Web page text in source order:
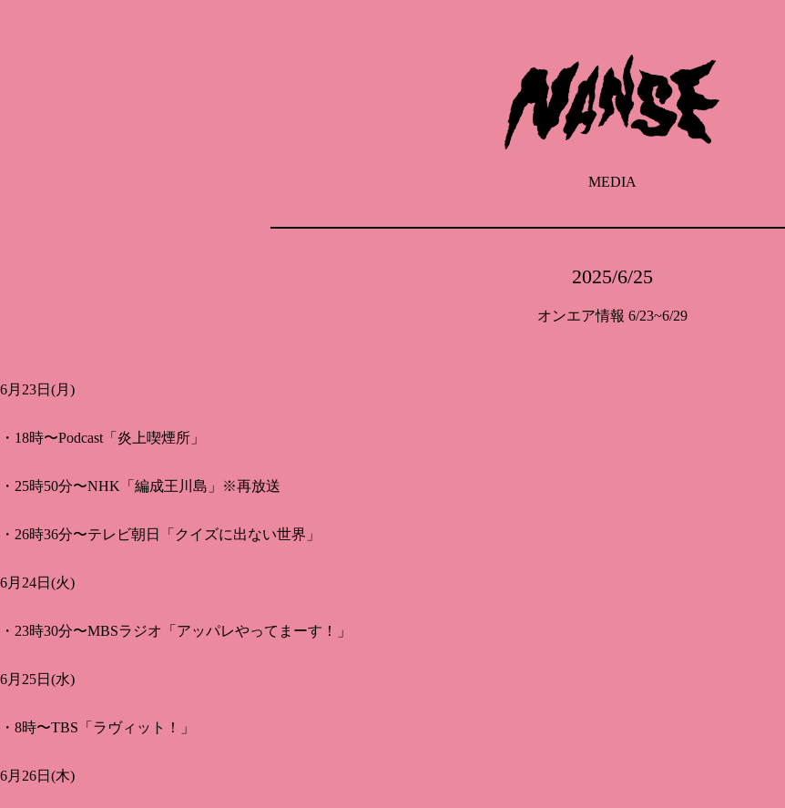
MEDIA
2025/6/25
オンエア情報 6/23~6/29
6月23日(月)
・18時〜Podcast「炎上喫煙所」
・25時50分〜NHK「編成王川島」※再放送
・26時36分〜テレビ朝日「クイズに出ない世界」
6月24日(火)
・23時30分〜MBSラジオ「アッパレやってまーす！」
6月25日(水)
・8時〜TBS「ラヴィット！」
6月26日(木)